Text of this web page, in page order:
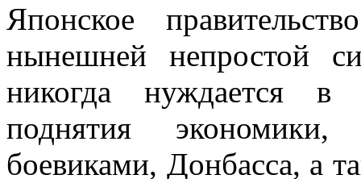
Японское
нынешней непростой
никогда нуждается в
поднятия экономики,
боевиками, Донбасса, а